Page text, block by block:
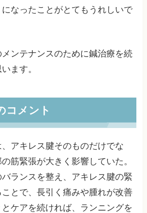
になったことがとてもうれしいで
ンテナンスのために鍼治療を続
ます。
コメント
アキレス腱そのものだけでな
筋緊張が大きく影響していた。
ランスを整え、アキレス腱の緊
とで、長引く痛みや腫れが改善
ケアを続ければ、ランニングを